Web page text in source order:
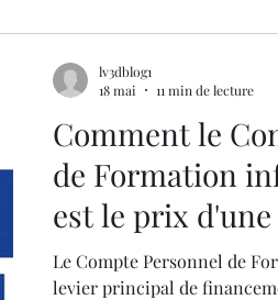
imbattables, garantissant
majeur sur le marché de
Comment le
de Formation
est le prix
l'impression 3D
Le Compte Personnel de
levier principal de
lv3dblog1
18 mai
11 min de lecture